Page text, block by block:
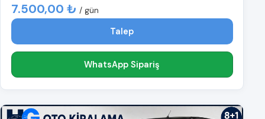
7.500,00 ₺ / gün
Talep
WhatsApp Sipariş